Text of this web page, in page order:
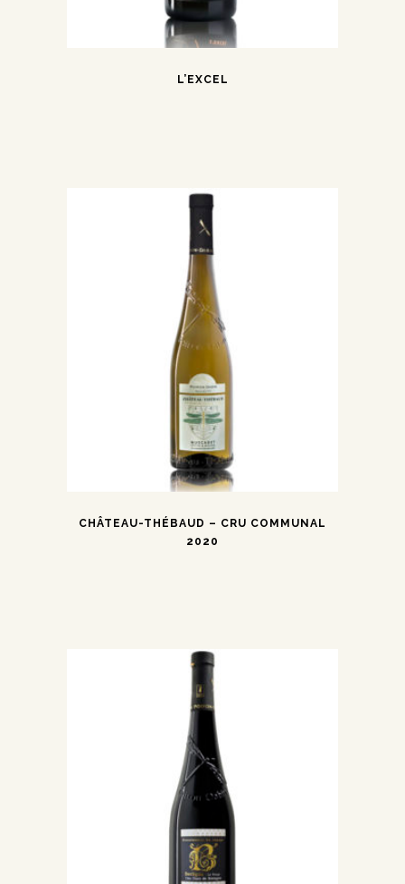
L’EXCEL
CHÂTEAU-THÉBAUD – CRU COMMUNAL
2020